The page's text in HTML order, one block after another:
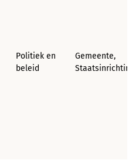
Politiek en
beleid
Gemeente,
Staatsinrichting